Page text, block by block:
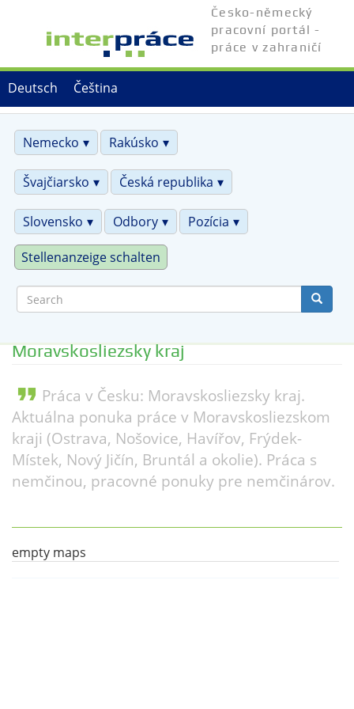
Čeština
Deutsch
Česko-německý
pracovní portál -
práce v zahraničí
Nemecko Rakúsko
Švajčiarsko Česká republika
Slovensko Odbory Pozícia
Stellenanzeige schalten
Moravskosliezsky kraj
format_quote Práca v Česku: Moravskosliezsky kraj.
Aktuálna ponuka práce v Moravskosliezskom
kraji (Ostrava, Nošovice, Havířov, Frýdek-
Místek, Nový Jičín, Bruntál a okolie). Práca s
nemčinou, pracovné ponuky pre nemčinárov.
empty maps